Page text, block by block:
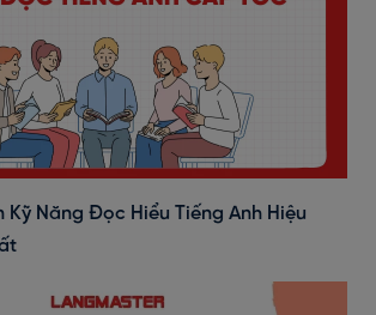
Kỹ Năng Đọc Hiểu Tiếng Anh Hiệu